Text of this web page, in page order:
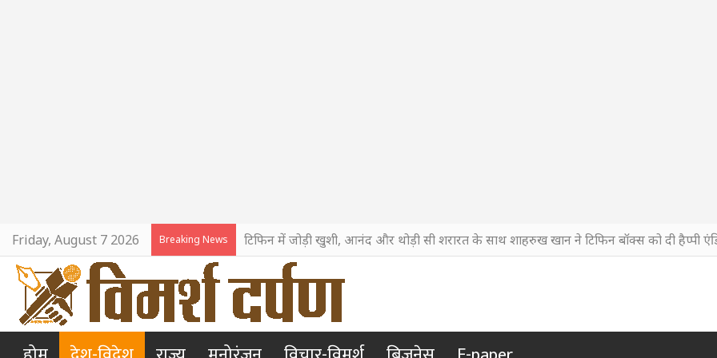
Friday, August 7 2026 Breaking News टिफिन में जोड़ी खुशी, आनंद और थोड़ी सी शरारत के साथ शाहरुख खान ने टिफिन बॉक्स को दी हैप्पी